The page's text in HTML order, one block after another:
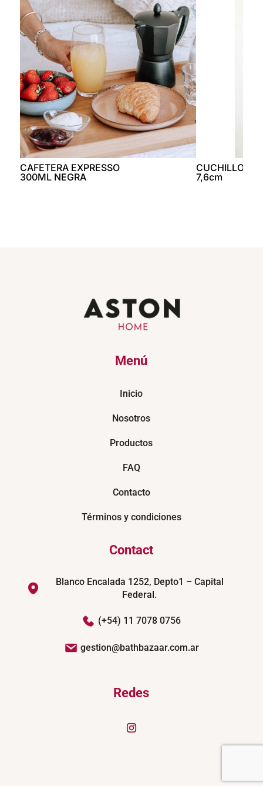
CAFETERA EXPRESSO
300ML NEGRA
CUCHILLO
7,6cm
Menú
Inicio
Nosotros
Productos
FAQ
Contacto
Términos y condiciones
Contact
Blanco Encalada 1252, Depto1 – Capital
Federal.
(+54) 11 7078 0756
gestion@bathbazaar.com.ar
Redes